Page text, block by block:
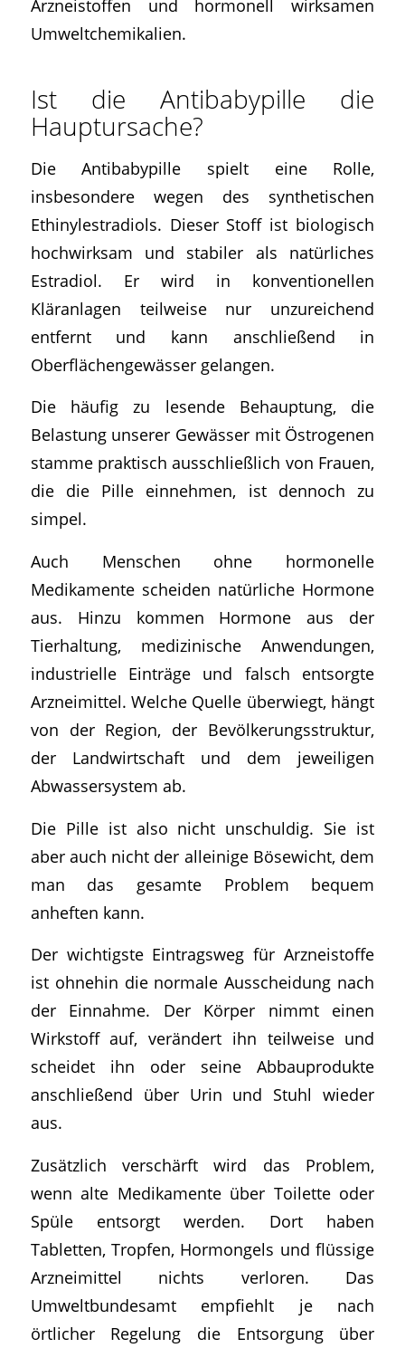
Arzneistoffen und hormonell wirksamen
Umweltchemikalien.
Ist die Antibabypille die
Hauptursache?
Die Antibabypille spielt eine Rolle,
insbesondere wegen des synthetischen
Ethinylestradiols. Dieser Stoff ist biologisch
hochwirksam und stabiler als natürliches
Estradiol. Er wird in konventionellen
Kläranlagen teilweise nur unzureichend
entfernt und kann anschließend in
Oberflächengewässer gelangen.
Die häufig zu lesende Behauptung, die
Belastung unserer Gewässer mit Östrogenen
stamme praktisch ausschließlich von Frauen,
die die Pille einnehmen, ist dennoch zu
simpel.
Auch Menschen ohne hormonelle
Medikamente scheiden natürliche Hormone
aus. Hinzu kommen Hormone aus der
Tierhaltung, medizinische Anwendungen,
industrielle Einträge und falsch entsorgte
Arzneimittel. Welche Quelle überwiegt, hängt
von der Region, der Bevölkerungsstruktur,
der Landwirtschaft und dem jeweiligen
Abwassersystem ab.
Die Pille ist also nicht unschuldig. Sie ist
aber auch nicht der alleinige Bösewicht, dem
man das gesamte Problem bequem
anheften kann.
Der wichtigste Eintragsweg für Arzneistoffe
ist ohnehin die normale Ausscheidung nach
der Einnahme. Der Körper nimmt einen
Wirkstoff auf, verändert ihn teilweise und
scheidet ihn oder seine Abbauprodukte
anschließend über Urin und Stuhl wieder
aus.
Zusätzlich verschärft wird das Problem,
wenn alte Medikamente über Toilette oder
Spüle entsorgt werden. Dort haben
Tabletten, Tropfen, Hormongels und flüssige
Arzneimittel nichts verloren. Das
Umweltbundesamt empfiehlt je nach
örtlicher Regelung die Entsorgung über